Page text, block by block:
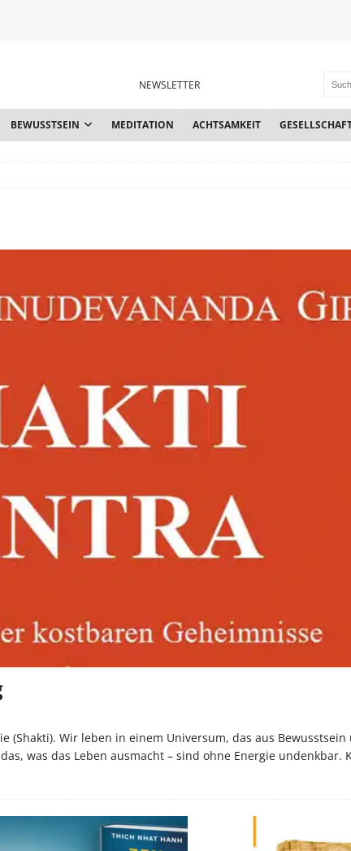
NEWSLETTER
BEWUSSTSEIN MEDITATION ACHTSAMKEIT
(Shakti). Wir leben in einem Universum, das aus Bewusstsein
was das Leben ausmacht – sind ohne Energie undenkbar.